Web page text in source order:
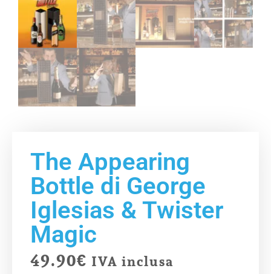
The Appearing
Bottle di George
Iglesias & Twister
Magic
49.90€ IVA inclusa